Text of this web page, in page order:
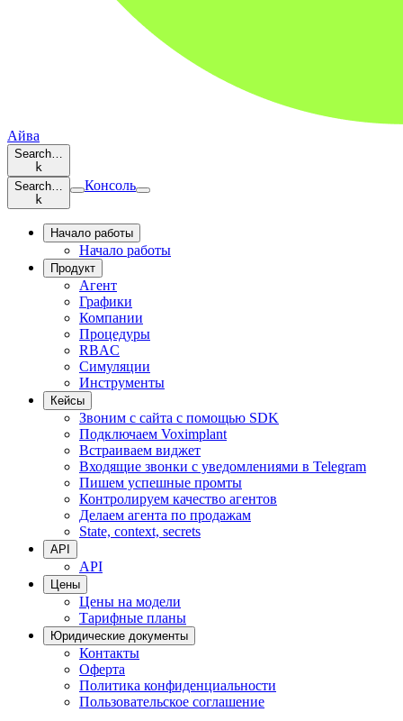
Айва
Search…
k
Search…
k
Консоль
Начало работы
Начало работы
Продукт
Агент
Графики
Компании
Процедуры
RBAC
Симуляции
Инструменты
Кейсы
Звоним с сайта с помощью SDK
Подключаем Voximplant
Встраиваем виджет
Входящие звонки с уведомлениями в Telegram
Пишем успешные промты
Контролируем качество агентов
Делаем агента по продажам
State, context, secrets
API
API
Цены
Цены на модели
Тарифные планы
Юридические документы
Контакты
Оферта
Политика конфиденциальности
Пользовательское соглашение